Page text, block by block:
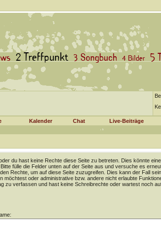
Kalender Chat Live-Beiträge
du hast keine Rechte diese Seite zu betreten. Dies könnte
fülle die Felder unten auf der Seite aus und versuche es
Rechte, um auf diese Seite zuzugreifen. Dies kann der Fall
möchtest oder administrative bzw. andere nicht erlaubte
zu verfassen und hast keine Schreibrechte oder wartest noch